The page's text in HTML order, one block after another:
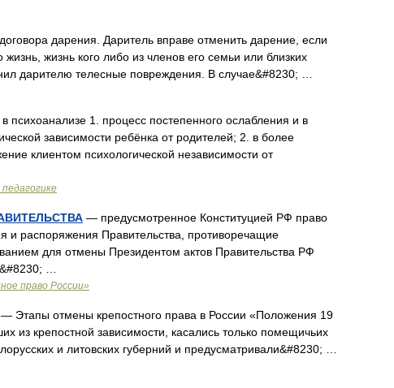
дарения. Даритель вправе отменить дарение, если
жизнь кого либо из членов его семьи или близких
дарителю телесные повреждения. В случае&#8230; …
психоанализе 1. процесс постепенного ослабления и в
зависимости ребёнка от родителей; 2. в более
клиентом психологической независимости от
— предусмотренное Конституцией РФ право
и распоряжения Правительства, противоречащие
для отмены Президентом актов Правительства РФ
…
право России»
— Этапы отмены крепостного права в России «Положения 19
из крепостной зависимости, касались только помещичьих
и литовских губерний и предусматривали&#8230; …